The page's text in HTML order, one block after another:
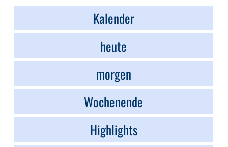
Kalender
heute
morgen
Wochenende
Highlights